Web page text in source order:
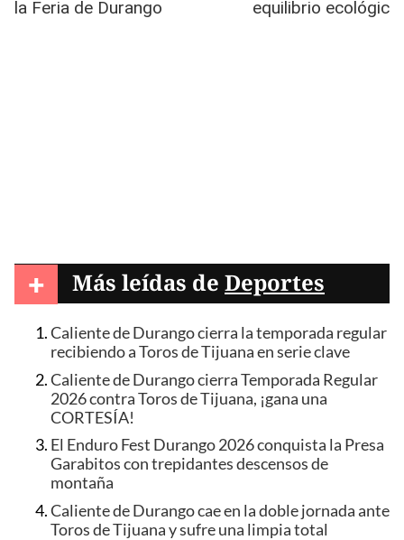
+ Más leídas de Deportes
Caliente de Durango cierra la temporada regular
recibiendo a Toros de Tijuana en serie clave
Caliente de Durango cierra Temporada Regular
2026 contra Toros de Tijuana, ¡gana una
CORTESÍA!
El Enduro Fest Durango 2026 conquista la Presa
Garabitos con trepidantes descensos de
montaña
Caliente de Durango cae en la doble jornada ante
Toros de Tijuana y sufre una limpia total